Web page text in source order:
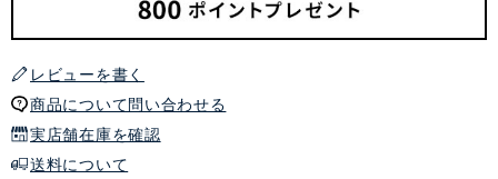
レビューを書く
商品について問い合わせる
実店舗在庫を確認
送料について